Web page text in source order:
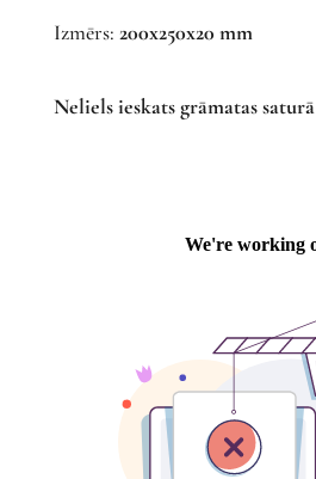
Izmērs: 200x250x20 mm
Neliels ieskats grāmatas saturā